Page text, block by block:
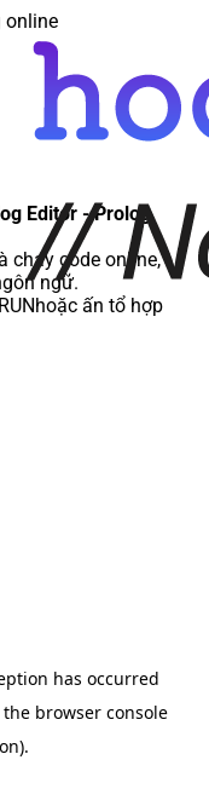
online
Editor - Prolog
chạy code online,
ngữ.
RUNhoặc ấn tổ hợp